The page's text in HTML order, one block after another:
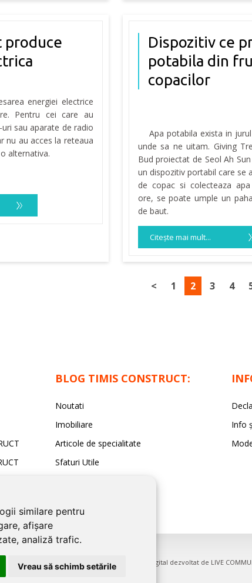
similare pentru
afișare
analiză trafic.
Vreau să schimb setările
produce
energiei electrice
Pentru cei care au
sau aparate de radio
nu au acces la reteaua
alternativa.
Dispozitiv ce
potabila din
copacilor
Apa potabila exista in
unde sa ne uitam. Giving
Bud proiectat de Seol Ah
un dispozitiv portabil care se
de copac si colecteaza
ore, se poate umple un
de baut.
Citeşte mai mult...
< 1 2 3 4
BLOG TIMIS CONSTRUCT:
Noutati
Imobiliare
Articole de specialitate
Sfaturi Utile
Info
de promovare online pentru firme. Proiect digital dezvoltat de LIVE